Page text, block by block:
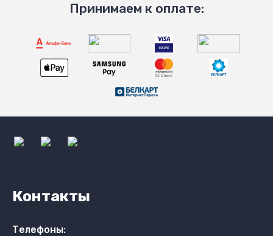
Принимаем к оплате:
Контакты
Телефоны: